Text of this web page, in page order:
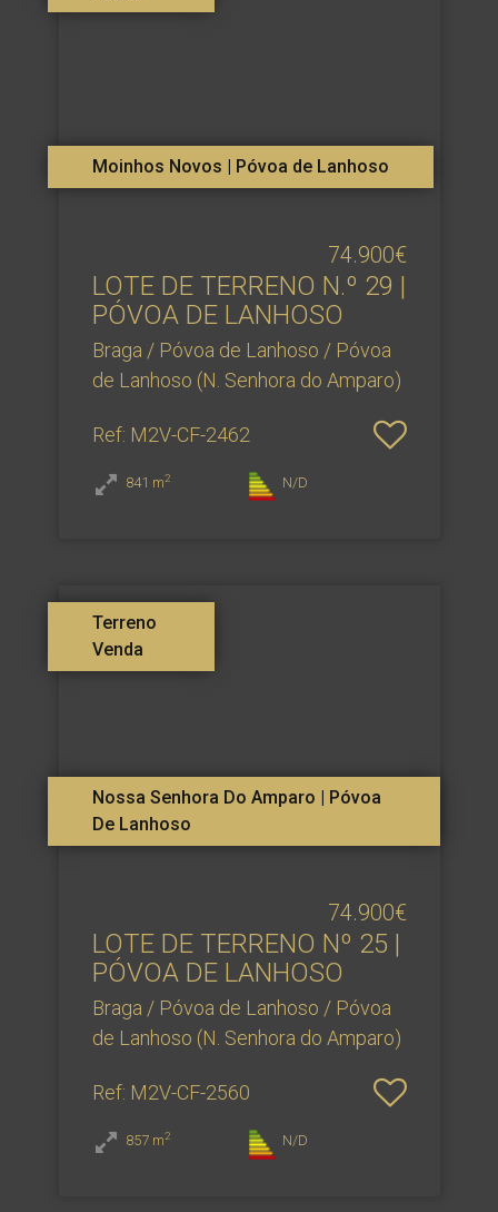
Moinhos Novos | Póvoa de Lanhoso
74.900€
LOTE DE TERRENO N.​º 29 |
PÓVOA DE LANHOSO
Braga / Póvoa de Lanhoso / Póvoa
de Lanhoso (N. Senhora do Amparo)
Ref: M2V-CF-2462
841 m2 N/D
Terreno
Venda
Nossa Senhora Do Amparo | Póvoa
De Lanhoso
74.900€
LOTE DE TERRENO Nº 25 |
PÓVOA DE LANHOSO
Braga / Póvoa de Lanhoso / Póvoa
de Lanhoso (N. Senhora do Amparo)
Ref: M2V-CF-2560
857 m2 N/D